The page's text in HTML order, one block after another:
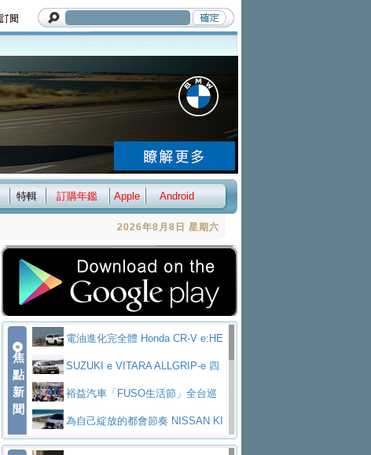
特輯 訂購年鑑 Apple Android
2026年8月8日 星期六
焦
點
新
聞
電油進化完全體 Honda CR-V e:HE
V PrestigeSUZUKI e VITARA ALLGRIP-e 四
驅精神的純電新詮釋
裕益汽車「FUSO生活節」全台巡
迴 結合生活體驗、交通安全與購車優惠
為自己綻放的都會節奏 NISSAN KI
CKS SAKURA為品味獨具層峰買家打造的頂級座